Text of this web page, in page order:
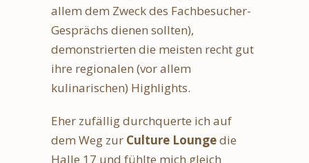
allem dem Zweck des Fachbesucher-
Gesprächs dienen sollten),
demonstrierten die meisten recht gut
ihre regionalen (vor allem
kulinarischen) Highlights.
Eher zufällig durchquerte ich auf
dem Weg zur Culture Loungedie
Halle 17 und fühlte mich gleich